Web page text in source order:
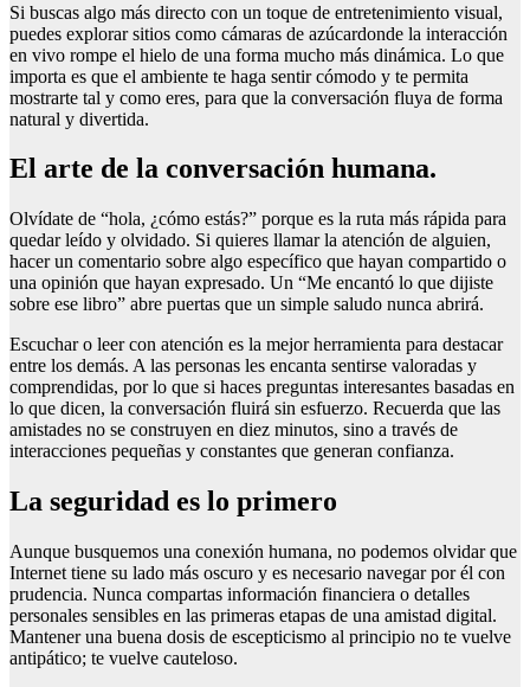
Si buscas algo más directo con un toque de entretenimiento visual,
puedes explorar sitios como cámaras de azúcardonde la interacción
en vivo rompe el hielo de una forma mucho más dinámica. Lo que
importa es que el ambiente te haga sentir cómodo y te permita
mostrarte tal y como eres, para que la conversación fluya de forma
natural y divertida.
El arte de la conversación humana.
Olvídate de “hola, ¿cómo estás?” porque es la ruta más rápida para
quedar leído y olvidado. Si quieres llamar la atención de alguien,
hacer un comentario sobre algo específico que hayan compartido o
una opinión que hayan expresado. Un “Me encantó lo que dijiste
sobre ese libro” abre puertas que un simple saludo nunca abrirá.
Escuchar o leer con atención es la mejor herramienta para destacar
entre los demás. A las personas les encanta sentirse valoradas y
comprendidas, por lo que si haces preguntas interesantes basadas en
lo que dicen, la conversación fluirá sin esfuerzo. Recuerda que las
amistades no se construyen en diez minutos, sino a través de
interacciones pequeñas y constantes que generan confianza.
La seguridad es lo primero
Aunque busquemos una conexión humana, no podemos olvidar que
Internet tiene su lado más oscuro y es necesario navegar por él con
prudencia. Nunca compartas información financiera o detalles
personales sensibles en las primeras etapas de una amistad digital.
Mantener una buena dosis de escepticismo al principio no te vuelve
antipático; te vuelve cauteloso.